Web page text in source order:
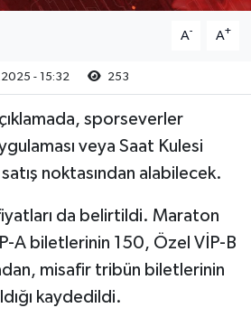
A- A+
- 15:32 253
sporseverler
veya Saat Kulesi
noktasından alabilecek.
da belirtildi. Maraton
A biletlerinin 150, Özel VİP-B
misafir tribün biletlerinin
kaydedildi.